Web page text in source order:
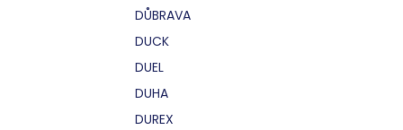
DŮBRAVA
DUCK
DUEL
DUHA
DUREX